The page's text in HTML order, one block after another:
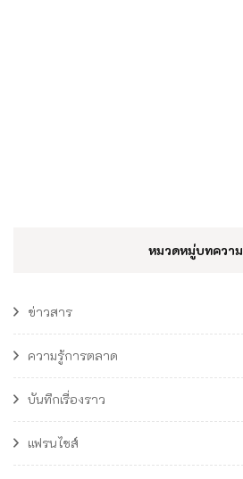
หมวดหมู่บทความ
ข่าวสาร
ความรู้การตลาด
บันทึกเรื่องราว
แฟรนไชส์